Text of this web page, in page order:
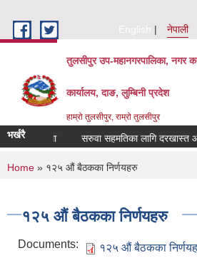
English
नेपाली
तुलसीपुर उप-महानगरपालिका, नगर
कार्यालय, दाङ, लुम्बिनी प्रदेश
हाम्रो तुलसीपुर, राम्रो तुलसीपुर
भर्खरै
सम्बन्धमा सरुवा सहमतिका लागि दरखास्त
You are here
Home » १२५ औं बैठकका निर्णयहरु
१२५ औं बैठकका निर्णयहरु
Documents: १२५ औं बैठकका